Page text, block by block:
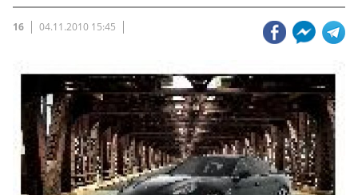
16 04.11.2010 15:45